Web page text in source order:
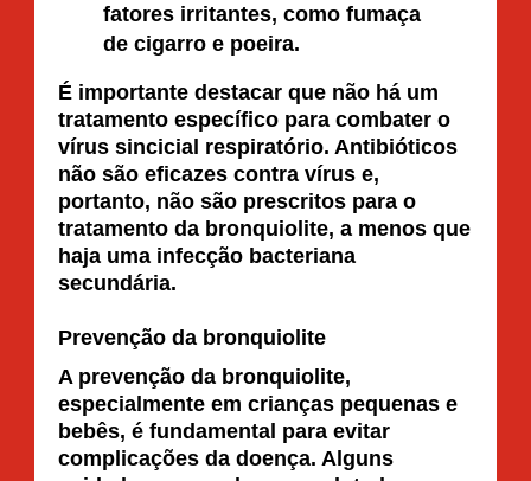
fatores irritantes, como fumaça
de cigarro e poeira.
É importante destacar que não há um
tratamento específico para combater o
vírus sincicial respiratório. Antibióticos
não são eficazes contra vírus e,
portanto, não são prescritos para o
tratamento da bronquiolite, a menos que
haja uma infecção bacteriana
secundária.
Prevenção da bronquiolite
A prevenção da bronquiolite,
especialmente em crianças pequenas e
bebês, é fundamental para evitar
complicações da doença. Alguns